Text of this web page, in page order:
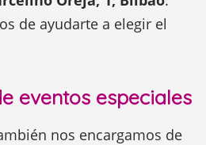
de ayudarte a elegir el
eventos especiales
nos encargamos de